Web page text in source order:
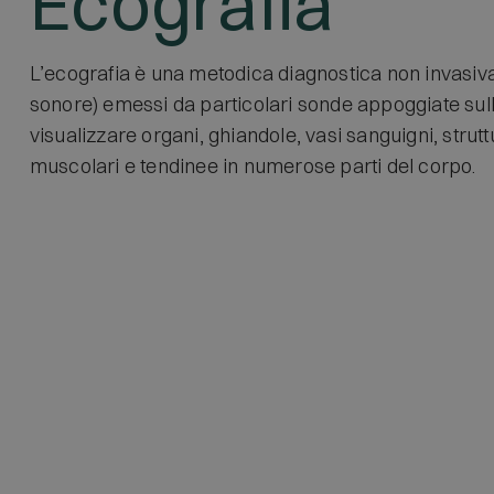
L’ecografia è una metodica diagnostica non
sonore) emessi da particolari sonde appoggiate
visualizzare organi, ghiandole, vasi sanguigni,
muscolari e tendinee in numerose parti del corpo.